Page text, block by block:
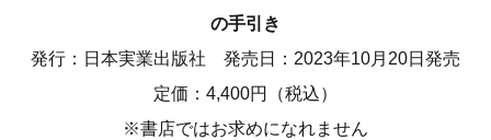
の手引き
発行：日本実業出版社 発売日：2023年10月20日発売
定価：4,400円（税込）
※書店ではお求めになれません